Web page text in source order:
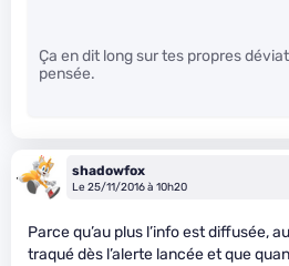
Ça en dit long sur tes propres
pensée.
shadowfox
Le 25/11/2016 à 10h20
Parce qu’au plus l’info est diffusée,
traqué dès l’alerte lancée et que